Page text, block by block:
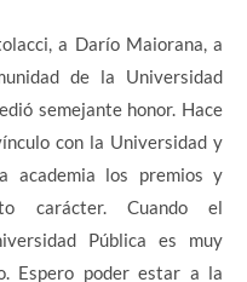
a Darío Maiorana, a
de la Universidad
semejante honor. Hace
con la Universidad y
academia los premios y
carácter. Cuando el
Pública es muy
Espero poder estar a la